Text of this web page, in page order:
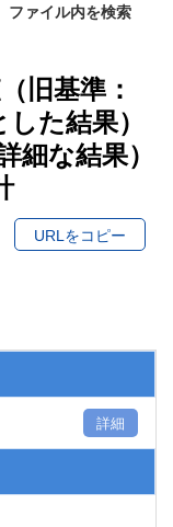
ファイル内を検索
旧基準：
た結果）
細な結果）
URLをコピー
詳細